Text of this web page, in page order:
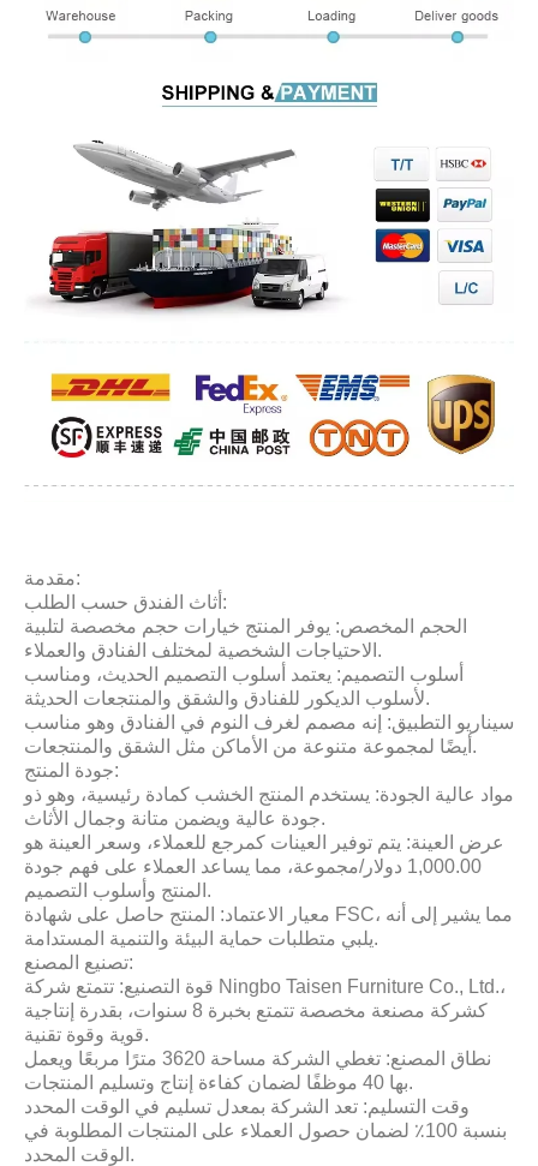
مقدمة:
أثاث الفندق حسب الطلب:
الحجم المخصص: يوفر المنتج خيارات حجم مخصصة لتلبية
الاحتياجات الشخصية لمختلف الفنادق والعملاء.
أسلوب التصميم: يعتمد أسلوب التصميم الحديث، ومناسب
لأسلوب الديكور للفنادق والشقق والمنتجعات الحديثة.
سيناريو التطبيق: إنه مصمم لغرف النوم في الفنادق وهو مناسب
أيضًا لمجموعة متنوعة من الأماكن مثل الشقق والمنتجعات.
جودة المنتج:
مواد عالية الجودة: يستخدم المنتج الخشب كمادة رئيسية، وهو ذو
جودة عالية ويضمن متانة وجمال الأثاث.
عرض العينة: يتم توفير العينات كمرجع للعملاء، وسعر العينة هو
1,000.00 دولار/مجموعة، مما يساعد العملاء على فهم جودة
المنتج وأسلوب التصميم.
معيار الاعتماد: المنتج حاصل على شهادة FSC، مما يشير إلى أنه
يلبي متطلبات حماية البيئة والتنمية المستدامة.
تصنيع المصنع:
قوة التصنيع: تتمتع شركة Ningbo Taisen Furniture Co., Ltd.،
كشركة مصنعة مخصصة تتمتع بخبرة 8 سنوات، بقدرة إنتاجية
قوية وقوة تقنية.
نطاق المصنع: تغطي الشركة مساحة 3620 مترًا مربعًا ويعمل
بها 40 موظفًا لضمان كفاءة إنتاج وتسليم المنتجات.
وقت التسليم: تعد الشركة بمعدل تسليم في الوقت المحدد
بنسبة 100٪ لضمان حصول العملاء على المنتجات المطلوبة في
الوقت المحدد.